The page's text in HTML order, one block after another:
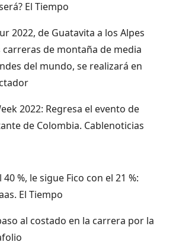
El Tiempo
2022, de Guatavita a los Alpes
carreras de montaña de media
del mundo, se realizará en
2022: Regresa el evento de
de Colombia. Cablenoticias
%, le sigue Fico con el 21 %:
El Tiempo
al costado en la carrera por la